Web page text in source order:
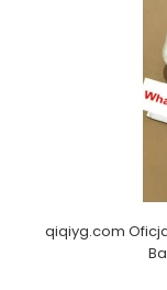
qiqiyg.com